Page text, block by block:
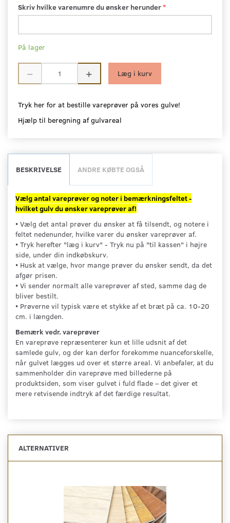
Skriv hvilke varenumre du ønsker herunder
På lager
Læg i kurv
Tryk her for at bestille vareprøver på vores gulve!
Hjælp til beregning af gulvareal
BESKRIVELSE ANDRE KØBTE OGSÅ
Vælg antal vareprøver og noter i bemærkningsfeltet -
hvilket gulv du ønsker vareprøver af!
• Vælg det antal prøver du ønsker at få tilsendt, og notere i
feltet nedenunder, hvilke varer du ønsker vareprøver af.
• Tryk herefter "læg i kurv" - Tryk nu på "til kassen" i højre
side, under din indkøbskurv.
• Husk at vælge, hvor mange prøver du ønsker sendt, da det
afgør prisen.
• Vi sender normalt alle vareprøver af sted, samme dag de
bliver bestilt.
• Prøverne vil typisk være et stykke af et bræt på ca. 10-20
cm. i længden.
Bemærk vedr. vareprøver
En vareprøve repræsenterer kun et lille udsnit af det
samlede gulv, og der kan derfor forekomme nuanceforskelle,
når gulvet lægges ud over et større areal. Vi anbefaler, at du
sammenholder din vareprøve med billederne på
produktsiden, som viser gulvet i fuld flade – det giver et
mere retvisende indtryk af det færdige resultat.
ALTERNATIVER